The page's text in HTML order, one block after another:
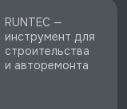
RUNTEC —
инструмент для
строительства
и авторемонта